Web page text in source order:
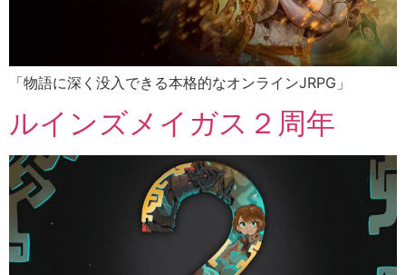
「物語に深く没入できる本格的なオンラインJRPG」
ルインズメイガス２周年